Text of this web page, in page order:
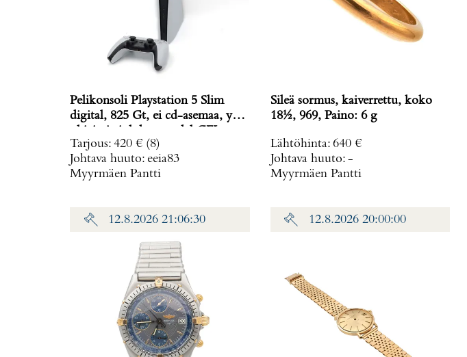
Pelikonsoli Playstation 5 Slim
digital, 825 Gt, ei cd-asemaa, yksi
2016,
Tarjous: 420 € (8)
Johtava huuto: eeia83
Myyrmäen Pantti
Sileä sormus, kaiverrettu, koko
18½, 969, Paino: 6 g
Lähtöhinta: 640 €
Johtava huuto: -
Myyrmäen Pantti
12.8.2026 21:06:30 12.8.2026 20:00:00